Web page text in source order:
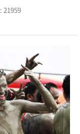
: 21959